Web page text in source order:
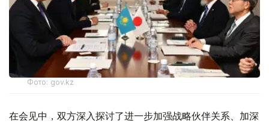
Фото: gov.kz
在会见中，双方深入探讨了进一步加强战略伙伴关系、加深